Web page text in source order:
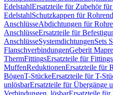
EdelstahlErsatzteile für Zubehör
EdelstahlSchutzkappen für
AnschlüsseAbdichtungen für
AnschlüsseErsatzteile für
AnschlüsseSystemdichtungenSets
FlanschverbindungenGeberit
ThermFittingsErsatzteile für Fittings
MuffenReduktionenErsatzteile für
BögenT-StückeErsatzteile für T-
unlösbarErsatzteile für Übergänge
Verbindungen, lösbarErsatzteile für